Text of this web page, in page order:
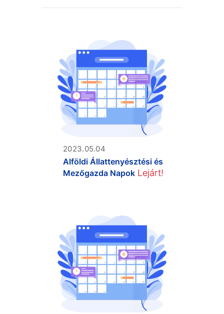
2023.05.04
Alföldi Állattenyésztési és
Mezőgazda Napok Lejárt!